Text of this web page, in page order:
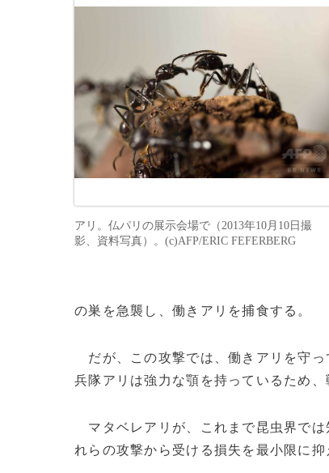
アリ。仏パリの展示会場で（2013年10月10日撮
影、資料写真）。(c)AFP/ERIC FEFERBERG
の巣を急襲し、働きアリを捕食する。
だが、この攻撃では、働きアリを守
兵隊アリは強力な顎を持っているため
マタベレアリが、これまで昆虫界では
れらの攻撃から受ける損失を最小限に